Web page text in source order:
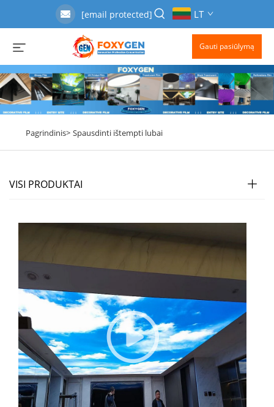
[email protected] LT
Gauti pasiūlymą
Pagrindinis> Spausdinti ištempti lubai
VISI PRODUKTAI